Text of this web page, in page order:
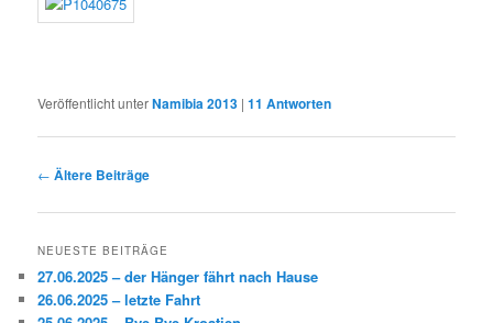
Veröffentlicht unterNamibia 2013 |11 Antworten
Beitragsnavigation
← Ältere Beiträge
NEUESTE BEITRÄGE
27.06.2025 – der Hänger fährt nach Hause
26.06.2025 – letzte Fahrt